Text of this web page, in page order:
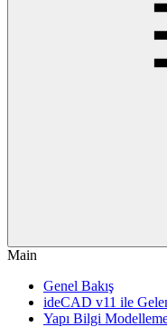
Main
Genel Bakış
ideCAD v11 ile
Yapı Bilgi